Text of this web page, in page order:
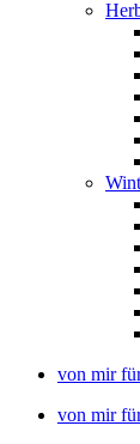
von mir
von mir